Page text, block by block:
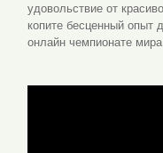
удовольствие от
копите бесценный опыт
онлайн чемпионате